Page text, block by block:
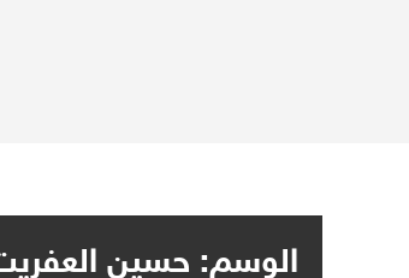
الوسم: حسين